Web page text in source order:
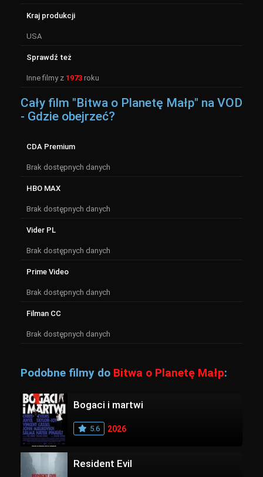
Kraj produkcji
USA
Sprawdź też
Inne filmy z 1973 roku
Cały film "Bitwa o Planetę Małp" na VOD
- Gdzie obejrzeć?
CDA Premium
Brak dostępnych danych
HBO MAX
Brak dostępnych danych
Vider PL
Brak dostępnych danych
Prime Video
Brak dostępnych danych
Filman CC
Brak dostępnych danych
Podobne filmy do Bitwa o Planetę Małp:
Bogaci i martwi
5.6 2026
Resident Evil